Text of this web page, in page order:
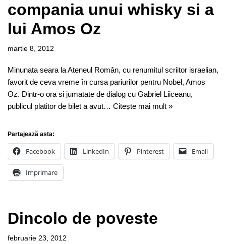
compania unui whisky si a
lui Amos Oz
martie 8, 2012
Minunata seara la Ateneul Român, cu renumitul scriitor israelian,
favorit de ceva vreme în cursa pariurilor pentru Nobel, Amos
Oz. Dintr-o ora si jumatate de dialog cu Gabriel Liiceanu,
publicul platitor de bilet a avut… Citește mai mult »
Partajează asta:
Facebook LinkedIn Pinterest Email
Imprimare
Dincolo de poveste
februarie 23, 2012